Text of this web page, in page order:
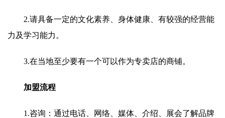
2.请具备一定的文化素养、身体健康、有较强的经营能
力及学习能力。
3.在当地至少要有一个可以作为专卖店的商铺。
加盟流程
1.咨询：通过电话、网络、媒体、介绍、展会了解品牌